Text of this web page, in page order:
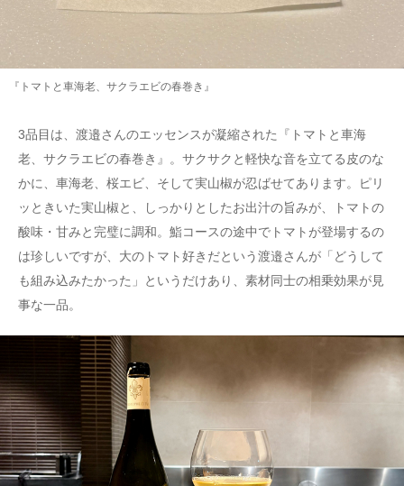
『トマトと車海老、サクラエビの春巻き』
3品目は、渡邉さんのエッセンスが凝縮された『トマトと車海
老、サクラエビの春巻き』。サクサクと軽快な音を立てる皮のな
かに、車海老、桜エビ、そして実山椒が忍ばせてあります。ピリ
ッときいた実山椒と、しっかりとしたお出汁の旨みが、トマトの
酸味・甘みと完璧に調和。鮨コースの途中でトマトが登場するの
は珍しいですが、大のトマト好きだという渡邉さんが「どうして
も組み込みたかった」というだけあり、素材同士の相乗効果が見
事な一品。